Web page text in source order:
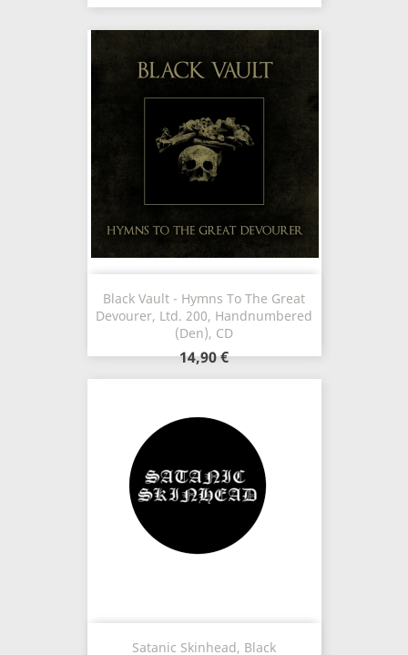
Black Vault - Hymns To The Great
Devourer, Ltd. 200, Handnumbered
(Den), CD
14,90 €
Satanic Skinhead, Black